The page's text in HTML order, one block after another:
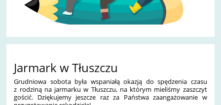
Jarmark w Tłuszczu
Grudniowa sobota była wspaniałą okazją do spędzenia czasu
z rodziną na jarmarku w Tłuszczu, na którym mieliśmy zaszczyt
gościć. Dziękujemy jeszcze raz za Państwa zaangażowanie w